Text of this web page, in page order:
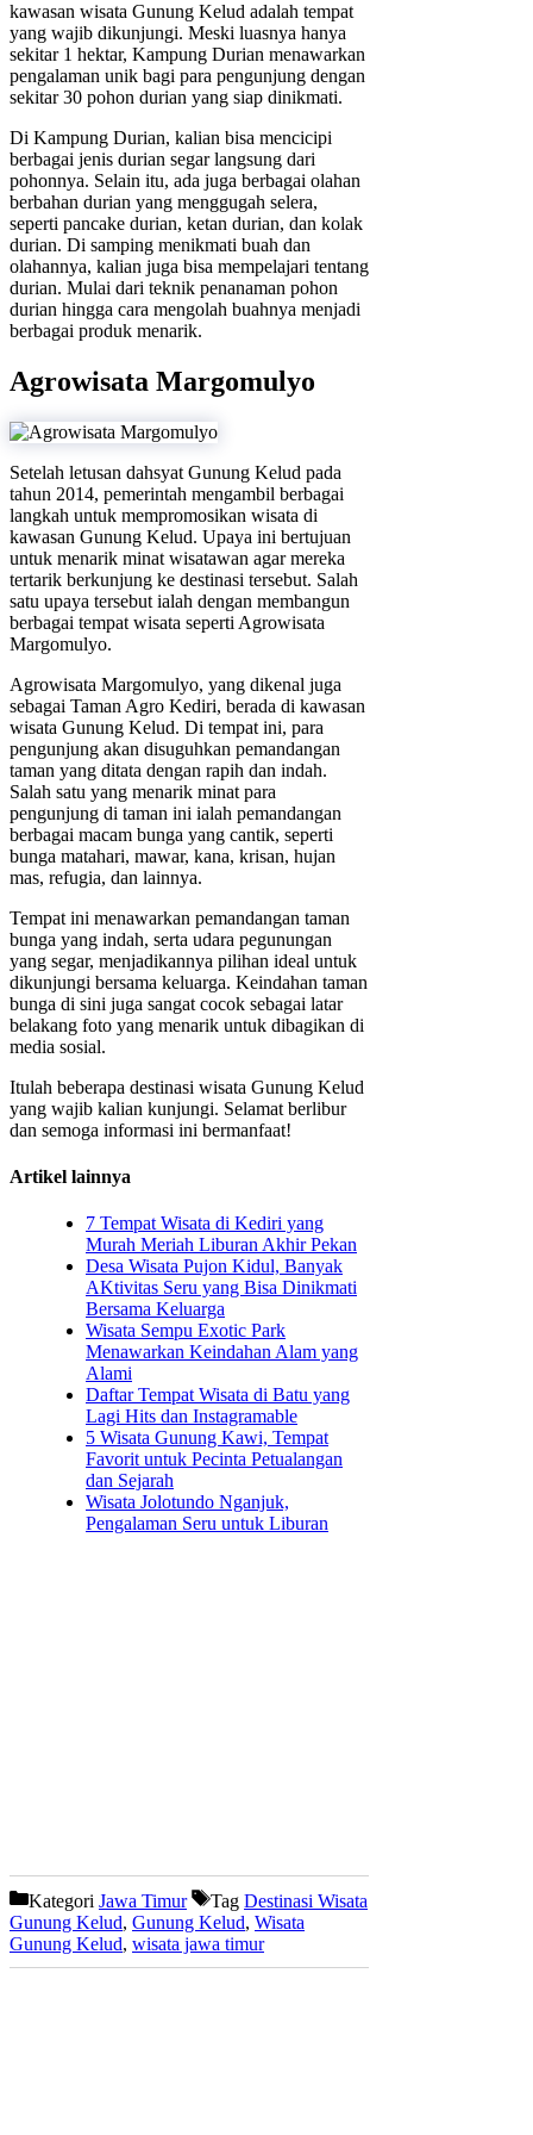
kawasan wisata Gunung Kelud adalah tempat
yang wajib dikunjungi. Meski luasnya hanya
sekitar 1 hektar, Kampung Durian menawarkan
pengalaman unik bagi para pengunjung dengan
sekitar 30 pohon durian yang siap dinikmati.
Di Kampung Durian, kalian bisa mencicipi
berbagai jenis durian segar langsung dari
pohonnya. Selain itu, ada juga berbagai olahan
berbahan durian yang menggugah selera,
seperti pancake durian, ketan durian, dan kolak
durian. Di samping menikmati buah dan
olahannya, kalian juga bisa mempelajari tentang
durian. Mulai dari teknik penanaman pohon
durian hingga cara mengolah buahnya menjadi
berbagai produk menarik.
Agrowisata Margomulyo
Setelah letusan dahsyat Gunung Kelud pada
tahun 2014, pemerintah mengambil berbagai
langkah untuk mempromosikan wisata di
kawasan Gunung Kelud. Upaya ini bertujuan
untuk menarik minat wisatawan agar mereka
tertarik berkunjung ke destinasi tersebut. Salah
satu upaya tersebut ialah dengan membangun
berbagai tempat wisata seperti Agrowisata
Margomulyo.
Agrowisata Margomulyo, yang dikenal juga
sebagai Taman Agro Kediri, berada di kawasan
wisata Gunung Kelud. Di tempat ini, para
pengunjung akan disuguhkan pemandangan
taman yang ditata dengan rapih dan indah.
Salah satu yang menarik minat para
pengunjung di taman ini ialah pemandangan
berbagai macam bunga yang cantik, seperti
bunga matahari, mawar, kana, krisan, hujan
mas, refugia, dan lainnya.
Tempat ini menawarkan pemandangan taman
bunga yang indah, serta udara pegunungan
yang segar, menjadikannya pilihan ideal untuk
dikunjungi bersama keluarga. Keindahan taman
bunga di sini juga sangat cocok sebagai latar
belakang foto yang menarik untuk dibagikan di
media sosial.
Itulah beberapa destinasi wisata Gunung Kelud
yang wajib kalian kunjungi. Selamat berlibur
dan semoga informasi ini bermanfaat!
Artikel lainnya
7 Tempat Wisata di Kediri yang
Murah Meriah Liburan Akhir Pekan
Desa Wisata Pujon Kidul, Banyak
AKtivitas Seru yang Bisa Dinikmati
Bersama Keluarga
Wisata Sempu Exotic Park
Menawarkan Keindahan Alam yang
Alami
Daftar Tempat Wisata di Batu yang
Lagi Hits dan Instagramable
5 Wisata Gunung Kawi, Tempat
Favorit untuk Pecinta Petualangan
dan Sejarah
Wisata Jolotundo Nganjuk,
Pengalaman Seru untuk Liburan
Kategori Jawa Timur Tag Destinasi Wisata
Gunung Kelud, Gunung Kelud, Wisata
Gunung Kelud, wisata jawa timur